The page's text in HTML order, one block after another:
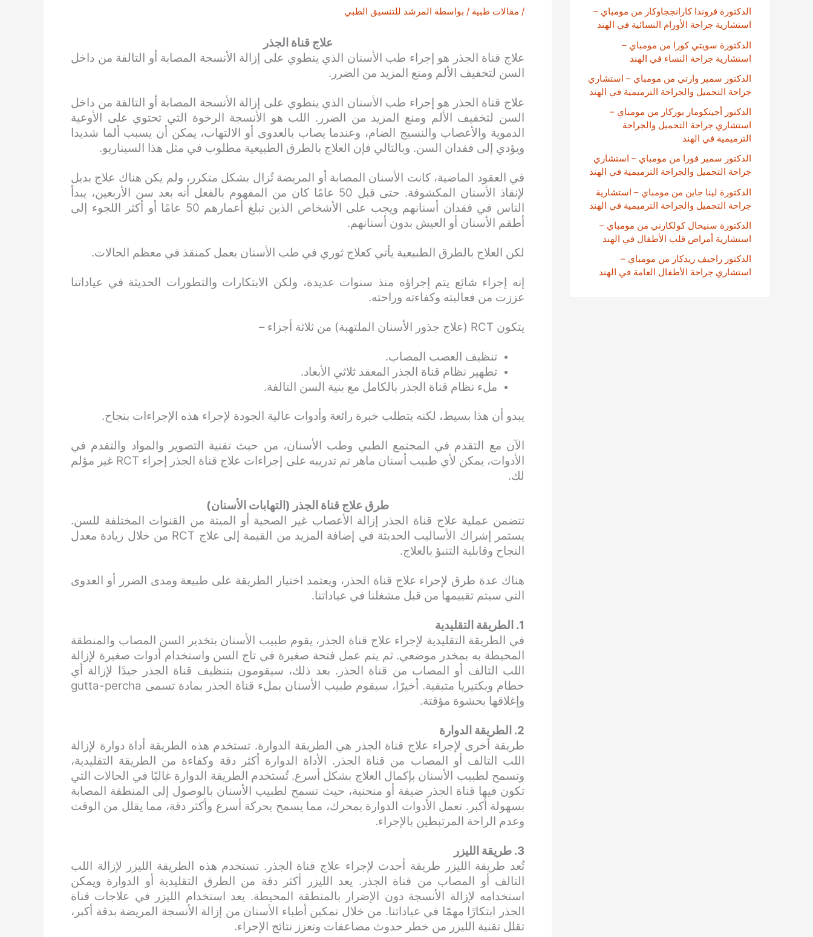
الدكتورة فروندا كارانججاوكار من مومباي –
استشارية جراحة الأورام النسائية في الهند
الدكتورة سويتي كورا من مومباي –
استشارية جراحة النساء في الهند
الدكتور سمير وارتي من مومباي – استشاري
جراحة التجميل والجراحة الترميمية في الهند
الدكتور أجيتكومار بوركار من مومباي –
استشاري جراحة التجميل والجراحة
الترميمية في الهند
الدكتور سمير فورا من مومباي – استشاري
جراحة التجميل والجراحة الترميمية في الهند
الدكتورة لينا جاين من مومباي – استشارية
جراحة التجميل والجراحة الترميمية في الهند
الدكتورة سنيحال كولكارني من مومباي –
استشارية أمراض قلب الأطفال في الهند
الدكتور راجيف ريدكار من مومباي –
استشاري جراحة الأطفال العامة في الهند
/ مقالات طبية / بواسطة المرشد للتنسيق الطبي
علاج قناة الجذر
علاج قناة الجذر هو إجراء طب الأسنان الذي ينطوي على إزالة الأنسجة المصابة أو التالفة من داخل
السن لتخفيف الألم ومنع المزيد من الضرر.
علاج قناة الجذر هو إجراء طب الأسنان الذي ينطوي على إزالة الأنسجة المصابة أو التالفة من داخل
السن لتخفيف الألم ومنع المزيد من الضرر. اللب هو الأنسجة الرخوة التي تحتوي على الأوعية
الدموية والأعصاب والنسيج الضام، وعندما يصاب بالعدوى أو الالتهاب، يمكن أن يسبب ألما شديدا
ويؤدي إلى فقدان السن. وبالتالي فإن العلاج بالطرق الطبيعية مطلوب في مثل هذا السيناريو.
في العقود الماضية، كانت الأسنان المصابة أو المريضة تُزال بشكل متكرر، ولم يكن هناك علاج بديل
لإنقاذ الأسنان المكشوفة. حتى قبل 50 عامًا كان من المفهوم بالفعل أنه بعد سن الأربعين، يبدأ
الناس في فقدان أسنانهم ويجب على الأشخاص الذين تبلغ أعمارهم 50 عامًا أو أكثر اللجوء إلى
أطقم الأسنان أو العيش بدون أسنانهم.
لكن العلاج بالطرق الطبيعية يأتي كعلاج ثوري في طب الأسنان يعمل كمنقذ في معظم الحالات.
إنه إجراء شائع يتم إجراؤه منذ سنوات عديدة، ولكن الابتكارات والتطورات الحديثة في عياداتنا
عززت من فعاليته وكفاءته وراحته.
يتكون RCT (علاج جذور الأسنان الملتهبة) من ثلاثة أجزاء –
تنظيف العصب المصاب.
تطهير نظام قناة الجذر المعقد ثلاثي الأبعاد.
ملء نظام قناة الجذر بالكامل مع بنية السن التالفة.
يبدو أن هذا بسيط، لكنه يتطلب خبرة رائعة وأدوات عالية الجودة لإجراء هذه الإجراءات بنجاح.
الآن مع التقدم في المجتمع الطبي وطب الأسنان، من حيث تقنية التصوير والمواد والتقدم في
الأدوات، يمكن لأي طبيب أسنان ماهر تم تدريبه على إجراءات علاج قناة الجذر إجراء RCT غير مؤلم
لك.
طرق علاج قناة الجذر (التهابات الأسنان)
تتضمن عملية علاج قناة الجذر إزالة الأعصاب غير الصحية أو الميتة من القنوات المختلفة للسن.
يستمر إشراك الأساليب الحديثة في إضافة المزيد من القيمة إلى علاج RCT من خلال زيادة معدل
النجاح وقابلية التنبؤ بالعلاج.
هناك عدة طرق لإجراء علاج قناة الجذر، ويعتمد اختيار الطريقة على طبيعة ومدى الضرر أو العدوى
التي سيتم تقييمها من قبل مشغلنا في عياداتنا.
1. الطريقة التقليدية
في الطريقة التقليدية لإجراء علاج قناة الجذر، يقوم طبيب الأسنان بتخدير السن المصاب والمنطقة
المحيطة به بمخدر موضعي. ثم يتم عمل فتحة صغيرة في تاج السن واستخدام أدوات صغيرة لإزالة
اللب التالف أو المصاب من قناة الجذر. بعد ذلك، سيقومون بتنظيف قناة الجذر جيدًا لإزالة أي
حطام وبكتيريا متبقية. أخيرًا، سيقوم طبيب الأسنان بملء قناة الجذر بمادة تسمى gutta-percha
وإغلاقها بحشوة مؤقتة.
2. الطريقة الدوارة
طريقة أخرى لإجراء علاج قناة الجذر هي الطريقة الدوارة. تستخدم هذه الطريقة أداة دوارة لإزالة
اللب التالف أو المصاب من قناة الجذر. الأداة الدوارة أكثر دقة وكفاءة من الطريقة التقليدية،
وتسمح لطبيب الأسنان بإكمال العلاج بشكل أسرع. تُستخدم الطريقة الدوارة غالبًا في الحالات التي
تكون فيها قناة الجذر ضيقة أو منحنية، حيث تسمح لطبيب الأسنان بالوصول إلى المنطقة المصابة
بسهولة أكبر. تعمل الأدوات الدوارة بمحرك، مما يسمح بحركة أسرع وأكثر دقة، مما يقلل من الوقت
وعدم الراحة المرتبطين بالإجراء.
3. طريقة الليزر
تُعد طريقة الليزر طريقة أحدث لإجراء علاج قناة الجذر. تستخدم هذه الطريقة الليزر لإزالة اللب
التالف أو المصاب من قناة الجذر. يعد الليزر أكثر دقة من الطرق التقليدية أو الدوارة ويمكن
استخدامه لإزالة الأنسجة دون الإضرار بالمنطقة المحيطة. يعد استخدام الليزر في علاجات قناة
الجذر ابتكارًا مهمًا في عياداتنا. من خلال تمكين أطباء الأسنان من إزالة الأنسجة المريضة بدقة أكبر،
تقلل تقنية الليزر من خطر حدوث مضاعفات وتعزز نتائج الإجراء.